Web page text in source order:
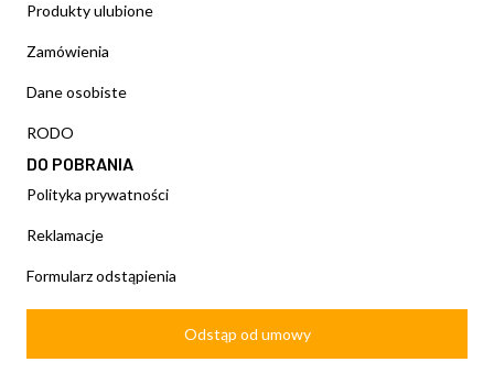
Produkty ulubione
Zamówienia
Dane osobiste
RODO
DO POBRANIA
Polityka prywatności
Reklamacje
Formularz odstąpienia
Odstąp od umowy